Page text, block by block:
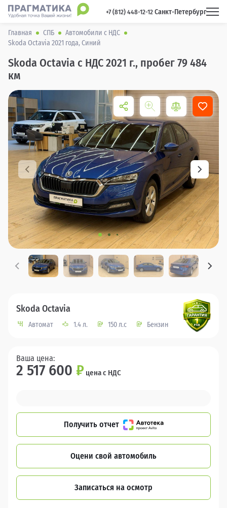
+7 (812) 448-12-12 Санкт-Петербург
Главная СПБ
Автомобили с НДС
Skoda Octavia 2021 года, Синий
Skoda Octavia с НДС 2021 г., пробег 79 484
км
Skoda Octavia
Автомат 1.4 л. 150 л.с Бензин
Ваша цена:
2 517 600 ₽ цена с НДС
Получить отчет
Оцени свой автомобиль
Записаться на осмотр